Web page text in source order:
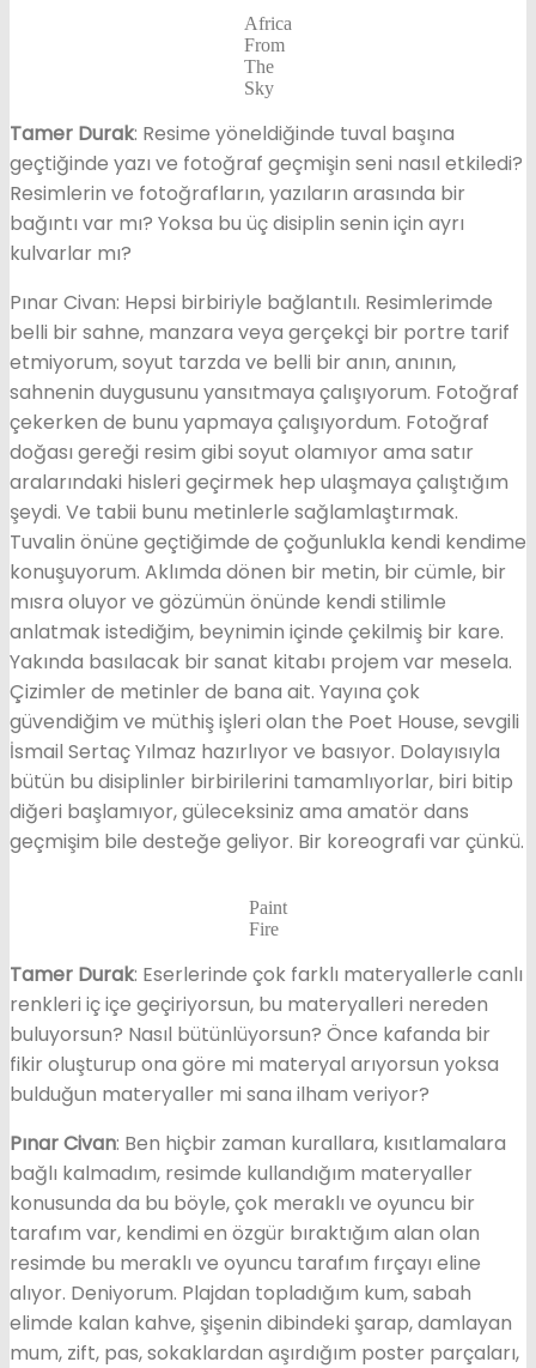
Africa
From
The
Sky
Tamer Durak: Resime yöneldiğinde tuval başına
geçtiğinde yazı ve fotoğraf geçmişin seni nasıl etkiledi?
Resimlerin ve fotoğrafların, yazıların arasında bir
bağıntı var mı? Yoksa bu üç disiplin senin için ayrı
kulvarlar mı?
Pınar Civan: Hepsi birbiriyle bağlantılı. Resimlerimde
belli bir sahne, manzara veya gerçekçi bir portre tarif
etmiyorum, soyut tarzda ve belli bir anın, anının,
sahnenin duygusunu yansıtmaya çalışıyorum. Fotoğraf
çekerken de bunu yapmaya çalışıyordum. Fotoğraf
doğası gereği resim gibi soyut olamıyor ama satır
aralarındaki hisleri geçirmek hep ulaşmaya çalıştığım
şeydi. Ve tabii bunu metinlerle sağlamlaştırmak.
Tuvalin önüne geçtiğimde de çoğunlukla kendi kendime
konuşuyorum. Aklımda dönen bir metin, bir cümle, bir
mısra oluyor ve gözümün önünde kendi stilimle
anlatmak istediğim, beynimin içinde çekilmiş bir kare.
Yakında basılacak bir sanat kitabı projem var mesela.
Çizimler de metinler de bana ait. Yayına çok
güvendiğim ve müthiş işleri olan the Poet House, sevgili
İsmail Sertaç Yılmaz hazırlıyor ve basıyor. Dolayısıyla
bütün bu disiplinler birbirilerini tamamlıyorlar, biri bitip
diğeri başlamıyor, güleceksiniz ama amatör dans
geçmişim bile desteğe geliyor. Bir koreografi var çünkü.
Paint
Fire
Tamer Durak: Eserlerinde çok farklı materyallerle canlı
renkleri iç içe geçiriyorsun, bu materyalleri nereden
buluyorsun? Nasıl bütünlüyorsun? Önce kafanda bir
fikir oluşturup ona göre mi materyal arıyorsun yoksa
bulduğun materyaller mi sana ilham veriyor?
Pınar Civan: Ben hiçbir zaman kurallara, kısıtlamalara
bağlı kalmadım, resimde kullandığım materyaller
konusunda da bu böyle, çok meraklı ve oyuncu bir
tarafım var, kendimi en özgür bıraktığım alan olan
resimde bu meraklı ve oyuncu tarafım fırçayı eline
alıyor. Deniyorum. Plajdan topladığım kum, sabah
elimde kalan kahve, şişenin dibindeki şarap, damlayan
mum, zift, pas, sokaklardan aşırdığım poster parçaları,